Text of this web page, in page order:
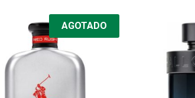
AGOTADO